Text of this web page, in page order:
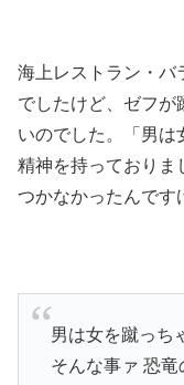
海上レストラン・バ
でしたけど、ゼフが
いのでした。「男は
精神を持っておりま
つかなかったんです
男は女を蹴っち
そんな事ァ 恐竜